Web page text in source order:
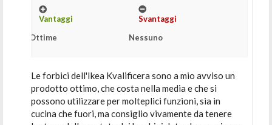
Vantaggi
Ottime
Svantaggi
Nessuno
Le forbici dell'Ikea Kvalificera sono a mio avviso un
prodotto ottimo, che costa nella media e che si
possono utilizzare per molteplici funzioni, sia in
cucina che fuori, ma consiglio vivamente da tenere